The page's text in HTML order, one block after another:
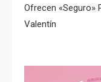
Ofrecen «seguro»
Valentín